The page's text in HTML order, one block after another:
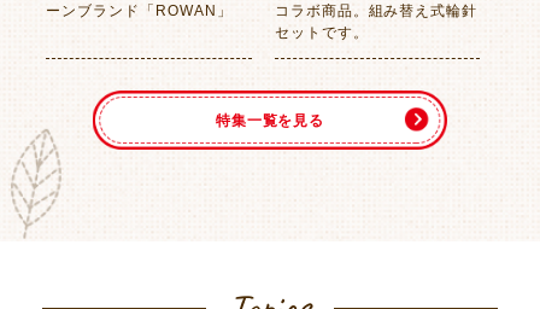
ーンブランド「ROWAN」
コラボ商品。組み替え式輪針
セットです。
特集一覧を見る